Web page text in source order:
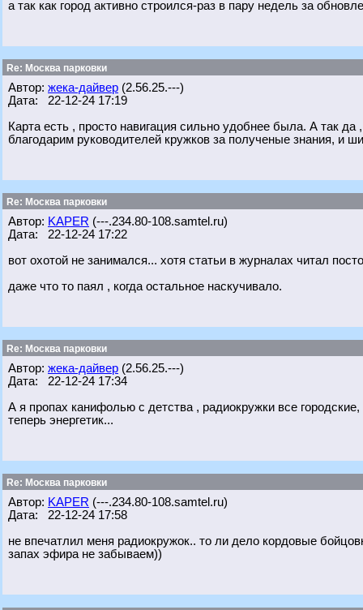
а так как город активно строился-раз в пару недель за
Re: Москва парковки
Автор: жека-дайвер (2.56.25.---)
Дата: 22-12-24 17:19
Карта есть , просто навигация сильно удобнее была. А так
благодарим руководителей кружков за полученые знания, и
Re: Москва парковки
Автор: KAPER (---.234.80-108.samtel.ru)
Дата: 22-12-24 17:22
вот охотой не занимался... хотя статьи в журналах читал
даже что то паял , когда остальное наскучивало.
Re: Москва парковки
Автор: жека-дайвер (2.56.25.---)
Дата: 22-12-24 17:34
А я пропах канифолью с детства , радиокружки все
теперь энергетик...
Re: Москва парковки
Автор: KAPER (---.234.80-108.samtel.ru)
Дата: 22-12-24 17:58
не впечатлил меня радиокружок.. то ли дело кордовые
запах эфира не забываем))